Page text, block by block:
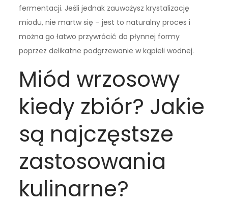
fermentacji. Jeśli jednak zauważysz krystalizację
miodu, nie martw się – jest to naturalny proces i
można go łatwo przywrócić do płynnej formy
poprzez delikatne podgrzewanie w kąpieli wodnej.
Miód wrzosowy
kiedy zbiór? Jakie
są najczęstsze
zastosowania
kulinarne?